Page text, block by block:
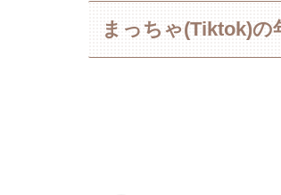
まっちゃ(Tiktok)の